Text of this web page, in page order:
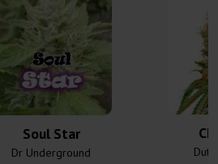
Soul Star
Dr Underground